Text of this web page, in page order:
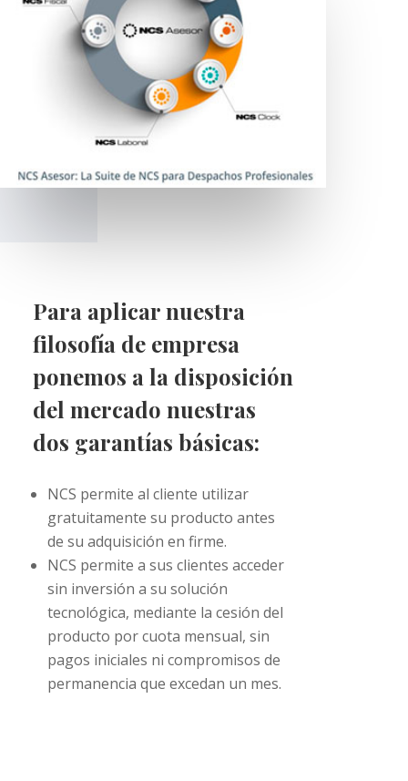
Para aplicar nuestra
filosofía de empresa
ponemos a la disposición
del mercado nuestras
dos garantías básicas:
NCS permite al cliente utilizar
gratuitamente su producto antes
de su adquisición en firme.
NCS permite a sus clientes acceder
sin inversión a su solución
tecnológica, mediante la cesión del
producto por cuota mensual, sin
pagos iniciales ni compromisos de
permanencia que excedan un mes.